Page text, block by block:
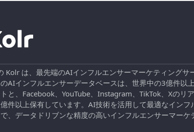
Kolr は、最先端のAIインフルエンサーマーケティングサ
AIインフルエンサーデータベースは、世界中の3億件以
と、Facebook、YouTube、Instagram、TikTok、Xのリ
件以上保有しています。AI技術を活用して最適なインフ
、データドリブンな精度の高いインフルエンサーマーケ